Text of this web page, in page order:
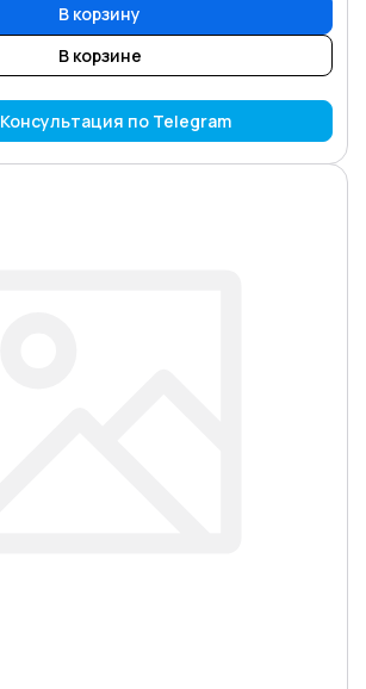
В корзину
В корзине
Консультация по Telegram